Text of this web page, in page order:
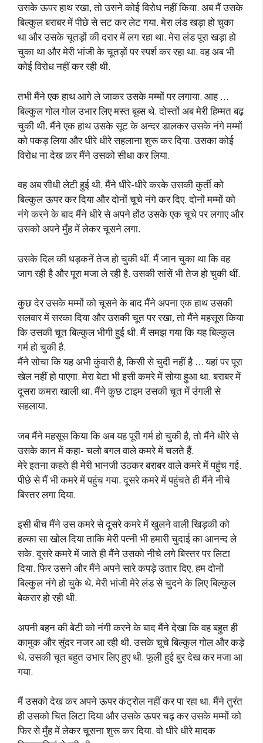
उसके ऊपर हाथ रखा, तो उसने कोई विरोध नहीं किया. अब मैं उसके
बिल्कुल बराबर में पीछे से सट कर लेट गया. मेरा लंड खड़ा हो चुका
था और उसके चूतड़ों की दरार में लग रहा था. मेरा लंड पूरा खड़ा हो
चुका था और मेरी भांजी के चूतड़ों पर स्पर्श कर रहा था. वह अब भी
कोई विरोध नहीं कर रही थी.
तभी मैंने एक हाथ आगे ले जाकर उसके मम्मों पर लगाया. आह …
बिल्कुल गोल गोल उभार लिए मस्त बूब्स थे. दोस्तों अब मेरी हिम्मत बढ़
चुकी थी. मैंने एक हाथ उसके सूट के अन्दर डालकर उसके नंगे मम्मों
को पकड़ लिया और धीरे धीरे सहलाना शुरू कर दिया. उसका कोई
विरोध ना देख कर मैंने उसको सीधा कर लिया.
वह अब सीधी लेटी हुई थी. मैंने धीरे-धीरे करके उसकी कुर्ती को
बिल्कुल ऊपर कर दिया और दोनों चूचे नंगे कर दिए. दोनों मम्मों को
नंगे करने के बाद मैंने धीरे से अपने होंठ उसके एक चूचे पर लगाए और
उसको अपने मुँह में लेकर चूसने लगा.
उसके दिल की धड़कनें तेज हो चुकी थीं. मैं जान चुका था कि वह
जाग रही है और पूरा मजा ले रही है. उसकी सांसें भी तेज हो चुकी थीं.
कुछ देर उसके मम्मों को चूसने के बाद मैंने अपना एक हाथ उसकी
सलवार में सरका दिया और उसकी चूत पर रखा, तो मैंने महसूस किया
कि उसकी चूत बिल्कुल भीगी हुई थी. मैं समझ गया कि यह बिल्कुल
गर्म हो चुकी है.
मैंने सोचा कि यह अभी कुंवारी है, किसी से चुदी नहीं है … यहां पर पूरा
खेल नहीं हो पाएगा. मेरा बेटा भी इसी कमरे में सोया हुआ था. बराबर में
दूसरा कमरा खाली था. मैंने कुछ टाइम उसकी चूत में उंगली से
सहलाया.
जब मैंने महसूस किया कि अब यह पूरी गर्म हो चुकी है, तो मैंने धीरे से
उसके कान में कहा- चलो बगल वाले कमरे में चलते हैं.
मेरे इतना कहते ही मेरी भानजी उठकर बराबर वाले कमरे में पहुंच गई.
पीछे से मैं भी कमरे में पहुंच गया. दूसरे कमरे में पहुंचते ही मैंने नीचे
बिस्तर लगा दिया.
इसी बीच मैंने उस कमरे से दूसरे कमरे में खुलने वाली खिड़की को
हल्का सा खोल दिया ताकि मेरी पत्नी भी हमारी चुदाई का आनन्द ले
सके. दूसरे कमरे में जाते ही मैंने उसको नीचे लगे बिस्तर पर लिटा
दिया. फिर उसने और मैंने अपने सारे कपड़े उतार दिए. हम दोनों
बिल्कुल नंगे हो चुके थे. मेरी भांजी मेरे लंड से चुदने के लिए बिल्कुल
बेकरार हो रही थी.
अपनी बहन की बेटी को नंगी करने के बाद मैंने देखा कि वह बहुत ही
कामुक और सुंदर नजर आ रही थी. उसके चूचे बिल्कुल गोल और कड़े
थे. उसकी चूत बहुत उभार लिए हुए थी. फूली हुई बुर देख कर मजा आ
गया.
मैं उसको देख कर अपने ऊपर कंट्रोल नहीं कर पा रहा था. मैंने तुरंत
ही उसको चित लिटा दिया और उसके ऊपर चढ़ कर उसके मम्मों को
फिर से मुँह में लेकर चूसना शुरू कर दिया. वो धीरे धीरे मादक